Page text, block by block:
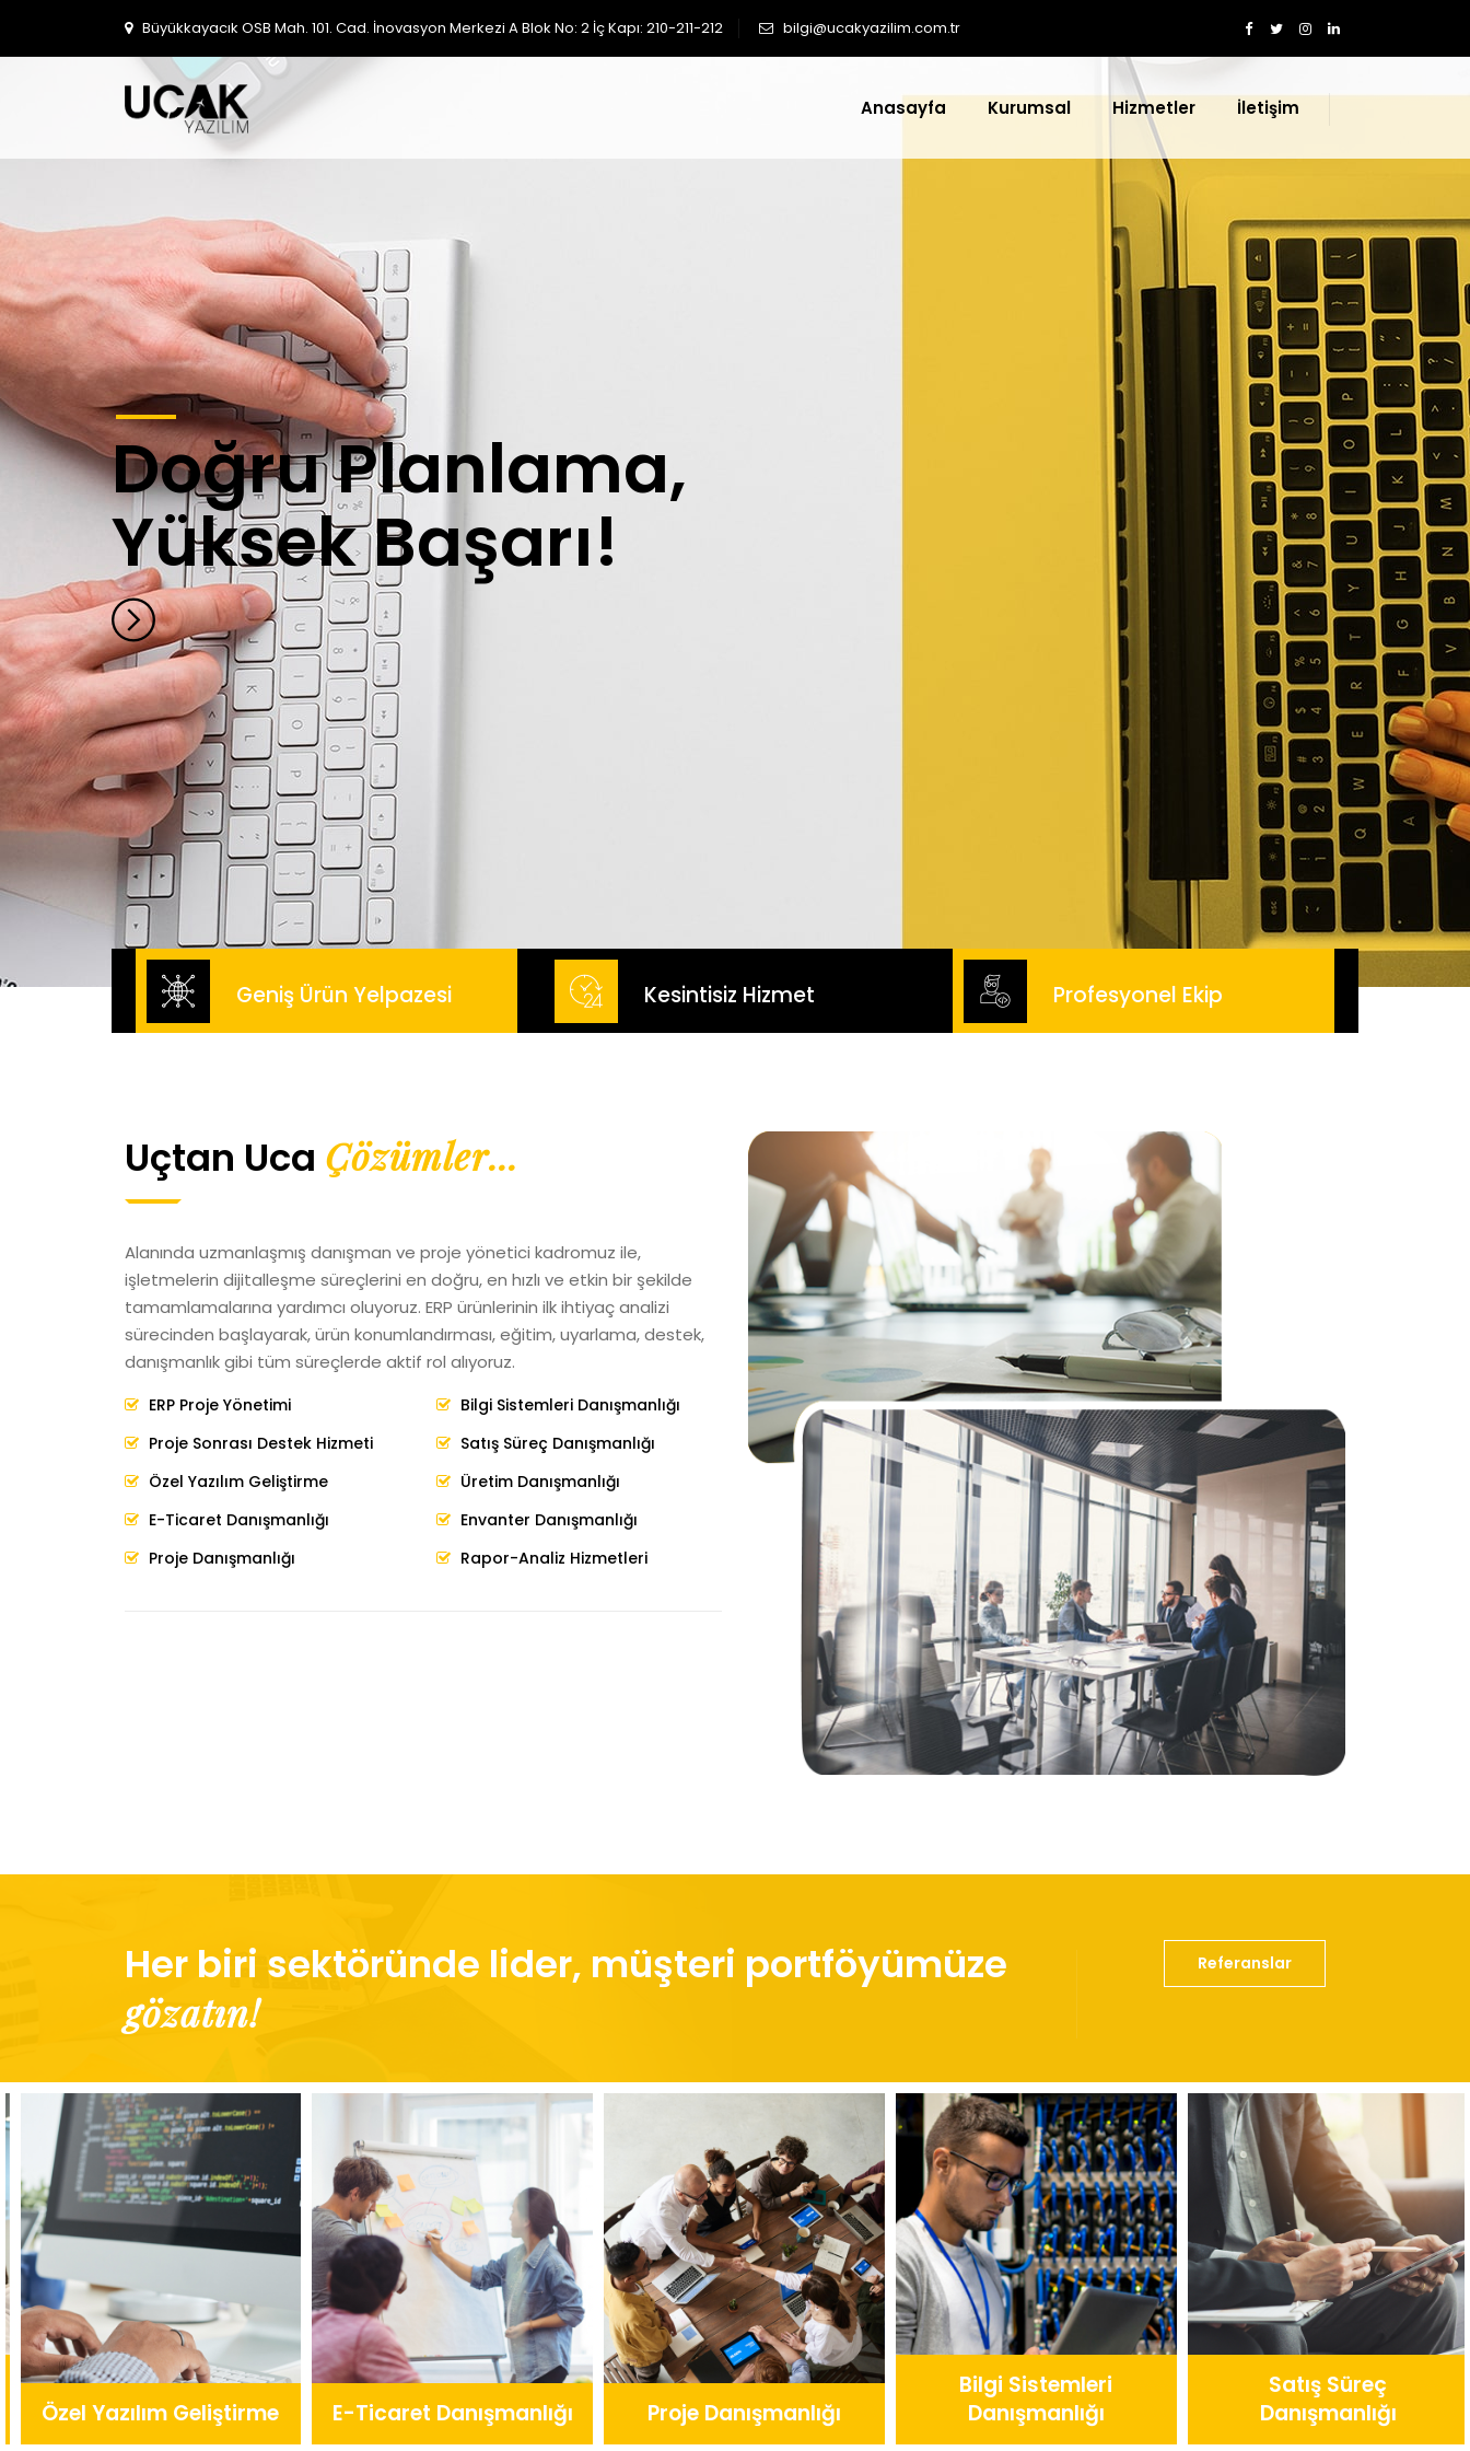
Büyükkayacık OSB Mah. 101. Cad. İnovasyon Merkezi A Blok No: 2 İç Kapı: 210-211-212 bilgi@ucakyazilim.com.tr
Anasayfa Kurumsal Hizmetler İletişim
Geniş Ürün Yelpazesi Kesintisiz Hizmet Profesyonel Ekip
Uçtan Uca Çözümler...
Alanında uzmanlaşmış danışman ve proje yönetici kadromuz ile,
işletmelerin dijitalleşme süreçlerini en doğru, en hızlı ve etkin bir şekilde
tamamlamalarına yardımcı oluyoruz. ERP ürünlerinin ilk ihtiyaç analizi
sürecinden başlayarak, ürün konumlandırması, eğitim, uyarlama, destek,
danışmanlık gibi tüm süreçlerde aktif rol alıyoruz.
ERP Proje Yönetimi
Proje Sonrası Destek Hizmeti
Özel Yazılım Geliştirme
E-Ticaret Danışmanlığı
Proje Danışmanlığı
Bilgi Sistemleri Danışmanlığı
Satış Süreç Danışmanlığı
Üretim Danışmanlığı
Envanter Danışmanlığı
Rapor-Analiz Hizmetleri
Her biri sektöründe lider, müşteri portföyümüze
gözatın!
Referanslar
E-Ticaret Danışmanlığı Proje Danışmanlığı
Bilgi Sistemleri
Danışmanlığı
Satış Süreç
Danışmanlığı
Üretim